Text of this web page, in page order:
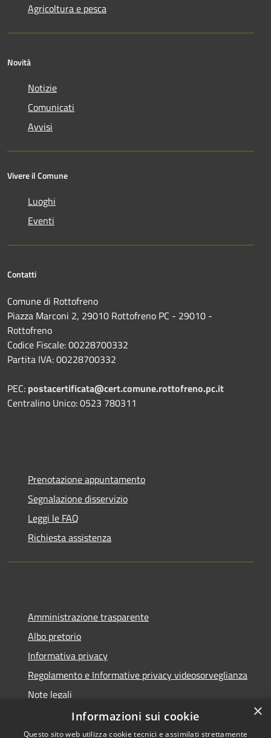
Agricoltura e pesca
Novità
Notizie
Comunicati
Avvisi
Vivere il Comune
Luoghi
Eventi
Contatti
Comune di Rottofreno
Piazza Marconi 2, 29010 Rottofreno PC - 29010 -
Rottofreno
Codice Fiscale: 00228700332
Partita IVA: 00228700332
PEC: postacertificata@cert.comune.rottofreno.pc.it
Centralino Unico: 0523 780311
Prenotazione appuntamento
Segnalazione disservizio
Leggi le FAQ
Richiesta assistenza
Amministrazione trasparente
Albo pretorio
Informativa privacy
Regolamento e Informative privacy videosorveglianza
Note legali
Dichiarazione di accessibilità
×
Informazioni sui cookie
Questo sito web utilizza cookie tecnici e assimilati strettamente